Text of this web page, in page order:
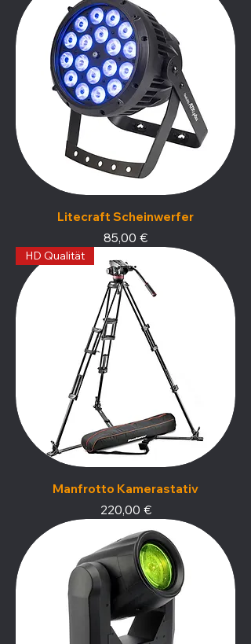
Litecraft Scheinwerfer
Preis
85,00 €
HD Qualität
Manfrotto Kamerastativ
Preis
220,00 €